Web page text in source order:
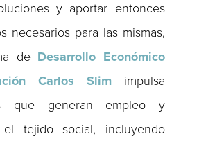
y aportar entonces
necesarios para las mismas,
de Desarrollo Económico
Carlos Slim impulsa
que generan empleo y
el tejido social, incluyendo